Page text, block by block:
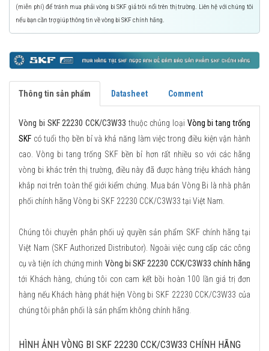
(miễn phí) để tránh mua phải vòng bi SKF giả trôi nổi trên thị trường. Liên hệ với chúng tôi
nếu bạn cần trợ giúp thông tin về vòng bi SKF chính hãng.
Thông tin sản phẩm Datasheet Comment
Vòng bi SKF 22230 CCK/C3W33 thuộc chủng loại Vòng bi tang trống
SKF có tuổi thọ bền bỉ và khả năng làm việc trong điều kiện vận hành
cao. Vòng bi tang trống SKF bền bỉ hơn rất nhiều so với các hãng
vòng bi khác trên thị trường, điều này đã được hàng triệu khách hàng
khắp nơi trên toàn thế giới kiểm chứng. Mua bán Vòng Bi là nhà phân
phối chính hãng Vòng bi SKF 22230 CCK/C3W33 tại Việt Nam.
Chúng tôi chuyên phân phối uỷ quyền sản phẩm SKF chính hãng tại
Việt Nam (SKF Authorized Distributor). Ngoài việc cung cấp các công
cụ và tiện ích chứng minh Vòng bi SKF 22230 CCK/C3W33 chính hãng
tới Khách hàng, chúng tôi con cam kết bồi hoàn 100 lần giá trị đơn
hàng nếu Khách hàng phát hiện Vòng bi SKF 22230 CCK/C3W33 của
chúng tôi phân phối là sản phẩm không chính hãng.
HÌNH ẢNH VÒNG BI SKF 22230 CCK/C3W33 CHÍNH HÃNG